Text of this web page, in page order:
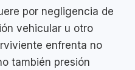
por negligencia de
vehicular u otro
enfrenta no
también presión